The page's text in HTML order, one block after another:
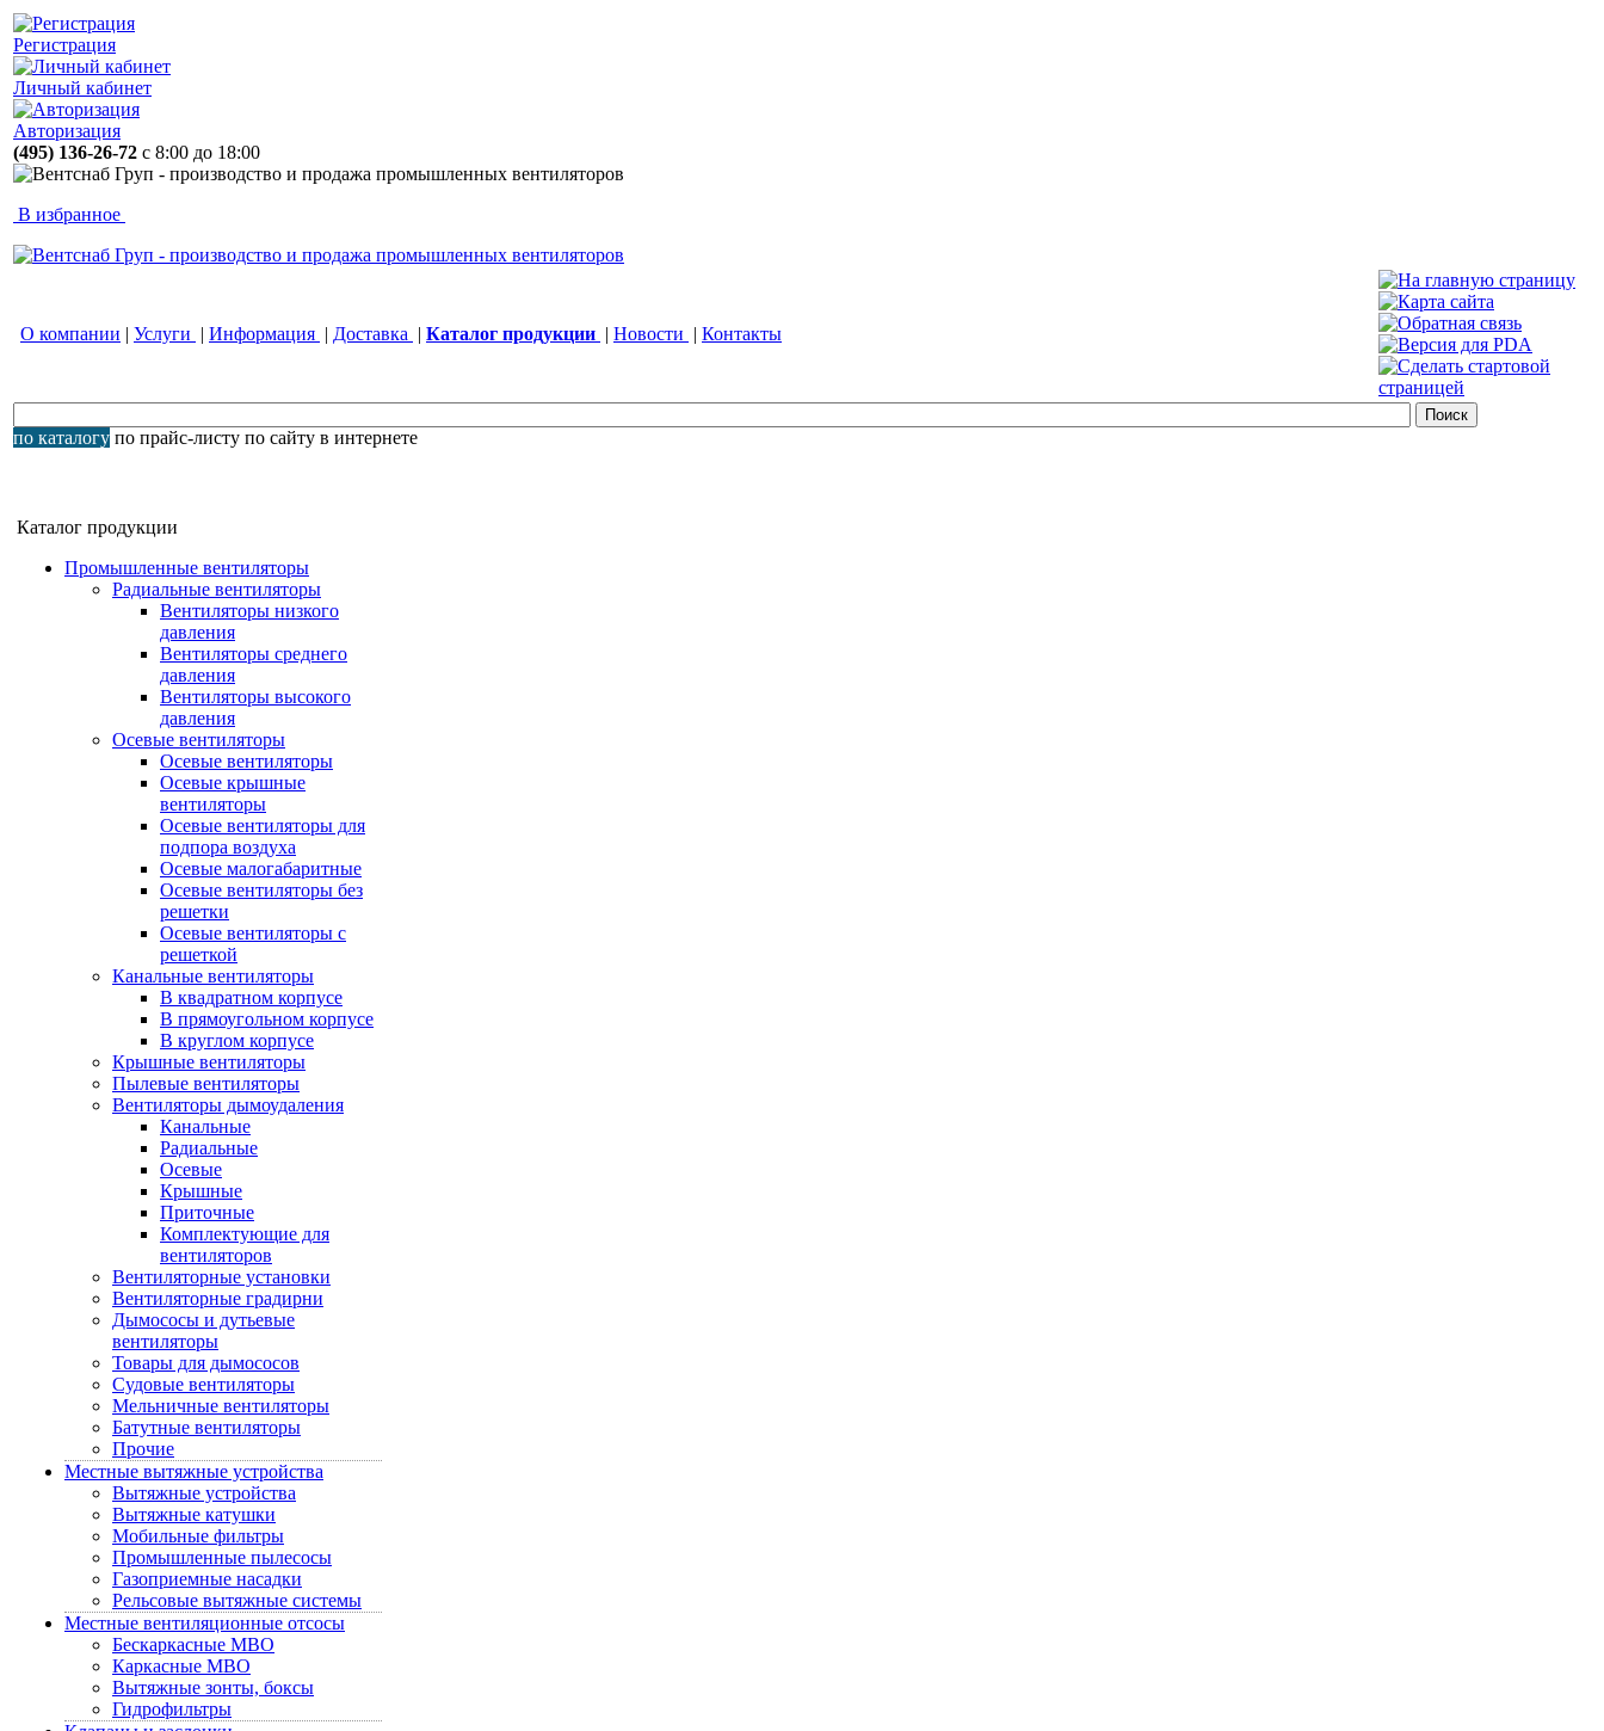
Регистрация
Личный кабинет
Авторизация
(495) 136-26-72 с 8:00 до 18:00
В избранное
О компании | Услуги | Информация | Доставка | Каталог продукции | Новости | Контакты
по каталогу по прайс-листу по сайту в интернете
Каталог продукции
Промышленные вентиляторы
Радиальные вентиляторы
Вентиляторы низкого
давления
Вентиляторы среднего
давления
Вентиляторы высокого
давления
Осевые вентиляторы
Осевые вентиляторы
Осевые крышные
вентиляторы
Осевые вентиляторы для
подпора воздуха
Осевые малогабаритные
Осевые вентиляторы без
решетки
Осевые вентиляторы с
решеткой
Канальные вентиляторы
В квадратном корпусе
В прямоугольном корпусе
В круглом корпусе
Крышные вентиляторы
Пылевые вентиляторы
Вентиляторы дымоудаления
Канальные
Радиальные
Осевые
Крышные
Приточные
Комплектующие для
вентиляторов
Вентиляторные установки
Вентиляторные градирни
Дымососы и дутьевые
вентиляторы
Товары для дымососов
Судовые вентиляторы
Мельничные вентиляторы
Батутные вентиляторы
Прочие
Местные вытяжные устройства
Вытяжные устройства
Вытяжные катушки
Мобильные фильтры
Промышленные пылесосы
Газоприемные насадки
Рельсовые вытяжные системы
Местные вентиляционные отсосы
Бескаркасные МВО
Каркасные МВО
Вытяжные зонты, боксы
Гидрофильтры